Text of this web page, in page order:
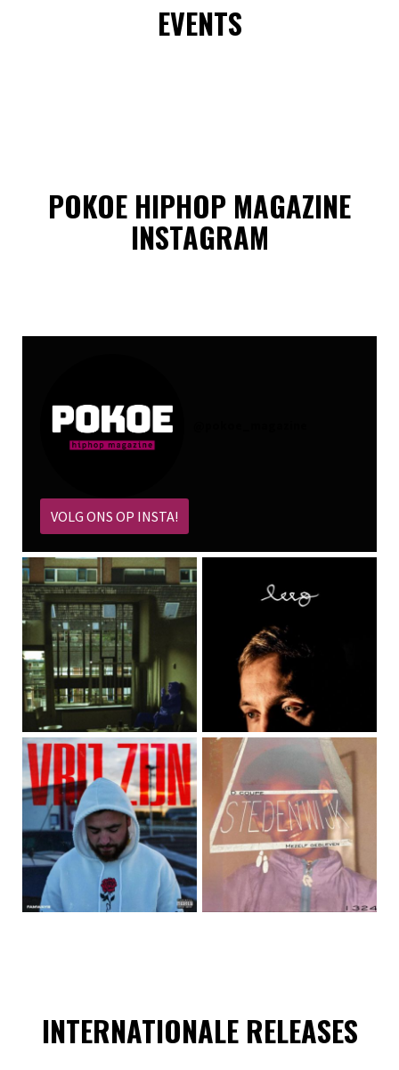
EVENTS
POKOE HIPHOP MAGAZINE
INSTAGRAM
VOLG ONS OP INSTA!
INTERNATIONALE RELEASES